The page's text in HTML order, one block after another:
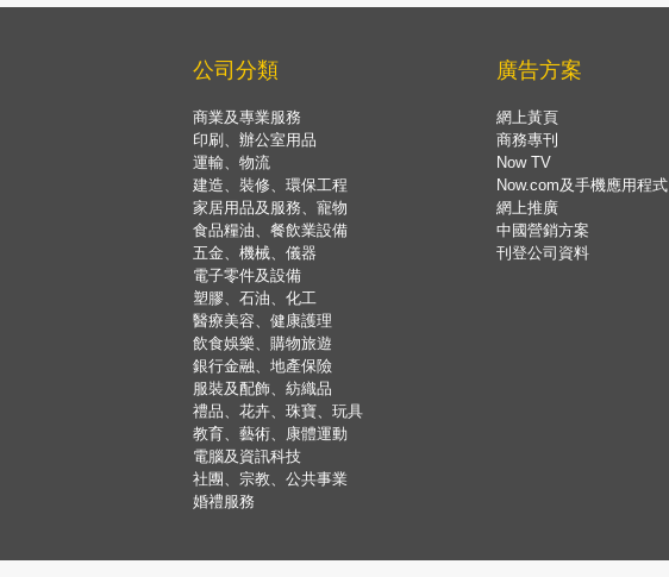
公司分類
商業及專業服務
印刷、辦公室用品
運輸、物流
建造、裝修、環保工程
家居用品及服務、寵物
食品糧油、餐飲業設備
五金、機械、儀器
電子零件及設備
塑膠、石油、化工
醫療美容、健康護理
飲食娛樂、購物旅遊
銀行金融、地產保險
服裝及配飾、紡織品
禮品、花卉、珠寶、玩具
教育、藝術、康體運動
電腦及資訊科技
社團、宗教、公共事業
婚禮服務
廣告方案
網上黃頁
商務專刊
Now TV
Now.com及手機應用程式
網上推廣
中國營銷方案
刊登公司資料